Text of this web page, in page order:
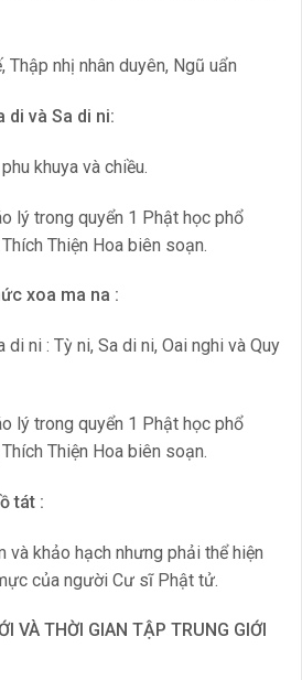
nhị nhân duyên, Ngũ uẩn
và Sa di ni:
khuya và chiều.
lý trong quyển 1 Phật học phổ
Thiện Hoa biên soạn.
xoa ma na :
ni : Tỳ ni, Sa di ni, Oai nghi và Quy
lý trong quyển 1 Phật học phổ
Thiện Hoa biên soạn.
tát :
và khảo hạch nhưng phải thể hiện
của người Cư sĩ Phật tử.
VÀ THỜI GIAN TẬP TRUNG GIỚI